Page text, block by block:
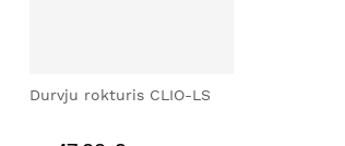
Durvju rokturis CLIO-LS